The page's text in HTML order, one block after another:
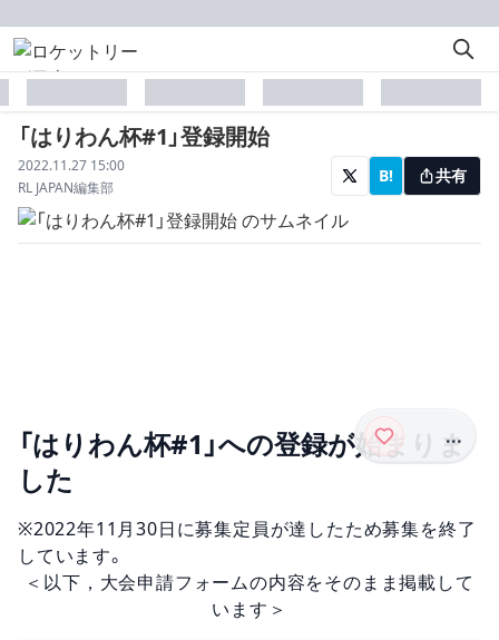
「はりわん杯#1」登録開始
配信日
2022.11.27 15:00
著者
RL JAPAN編集部
B! 共有
...
「はりわん杯#1」への登録が始まりま
した
※2022年11月30日に募集定員が達したため募集を終了
しています。
＜以下，大会申請フォームの内容をそのまま掲載して
います＞